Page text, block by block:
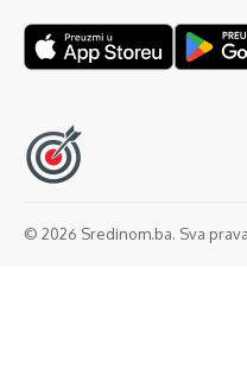
© 2026 Sredinom.ba. Sva